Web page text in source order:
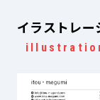
イラストレ